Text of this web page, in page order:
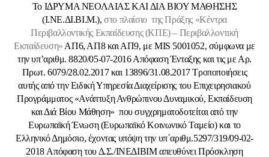
Το IΔΡΥΜΑ ΝΕΟΛΑΙΑΣ ΚΑΙ ΔΙΑ ΒΙΟΥ ΜΑΘΗΣΗΣ
(Ι.ΝΕ.ΔΙ.ΒΙ.Μ.),στο πλαίσιο της Πράξης «Κέντρα
Περιβαλλοντικής Εκπαίδευσης (ΚΠΕ) – Περιβαλλοντική
Εκπαίδευση» ΑΠ6, ΑΠ8 και ΑΠ9, με MIS 5001052, σύμφωνα με
την υπ’αριθμ. 8820/05-07-2016 Απόφαση Ένταξης και τις με Αρ.
Πρωτ. 6079/28.02.2017 και 13896/31.08.2017 Τροποποιήσεις
αυτής από την Ειδική Υπηρεσία Διαχείρισης του Επιχειρησιακού
Προγράμματος «Ανάπτυξη Ανθρώπινου Δυναμικού, Εκπαίδευση
και Διά Βίου Μάθηση» που συγχρηματοδοτείται από την
Ευρωπαϊκή Ένωση (Ευρωπαϊκό Κοινωνικό Ταμείο) και το
Ελληνικό Δημόσιο, έχοντας υπόψη την υπ΄αριθμ.5297/319/09-02-
2018 Aπόφαση του Δ.Σ./ΙΝΕΔΙΒΙΜ απευθύνει Πρόσκληση